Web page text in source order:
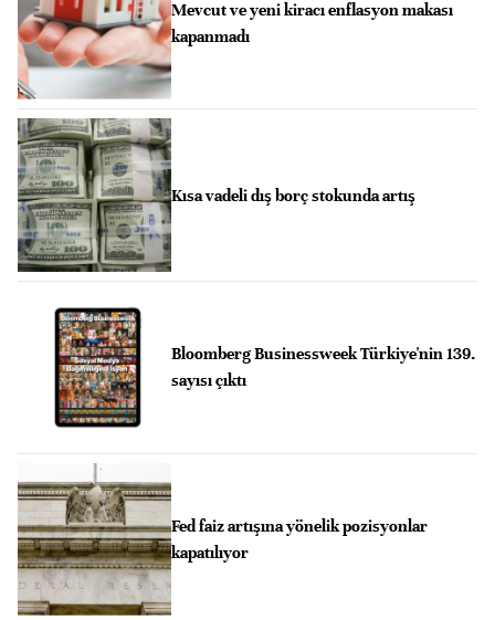
Mevcut ve yeni kiracı enflasyon makası
kapanmadı
Kısa vadeli dış borç stokunda artış
Bloomberg Businessweek Türkiye'nin 139.
sayısı çıktı
Fed faiz artışına yönelik pozisyonlar
kapatılıyor